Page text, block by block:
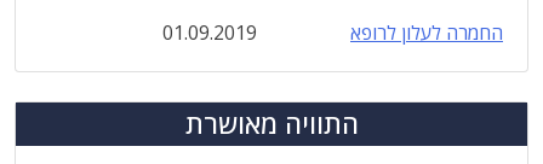
החמרה לעלון לרופא
01.09.2019
התוויה מאושרת